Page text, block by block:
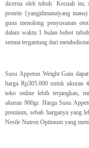
dicerna oleh tubuh. Kecuali itu,
protein {yang|dimana|yang
guna menolong penyusunan
dalam waktu 1 bulan bobot
semua tergantung dari
Susu Appeton Weight Gain
harga Rp305.000 untuk ukuran
toko online lebih terjangkau,
ukuran 900gr. Harga Susu
premium, sebab harganya yang
Nestle Nutren Optimum yang